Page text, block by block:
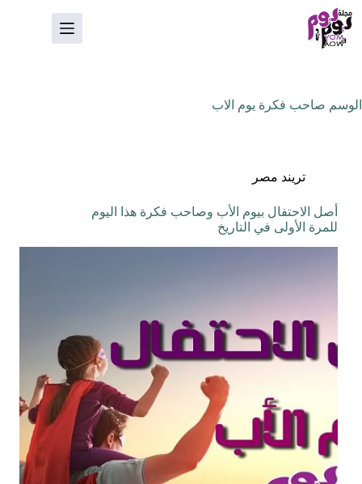
التجاوز
إلى
المحتوى
الوسم صاحب فكرة يوم الاب
تريند مصر
أصل الاحتفال بيوم الأب وصاحب فكرة هذا اليوم
للمرة الأولى في التاريخ